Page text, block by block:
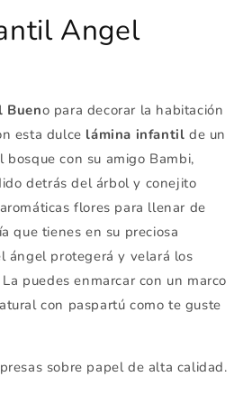
Angel
Bueno para decorar la habitación
esta dulce lámina infantil de un
con su amigo Bambi,
detrás del árbol y conejito
flores para llenar de
que tienes en su preciosa
ángel protegerá y velará los
puedes enmarcar con un marco
con paspartú como te guste
sobre papel de alta calidad.